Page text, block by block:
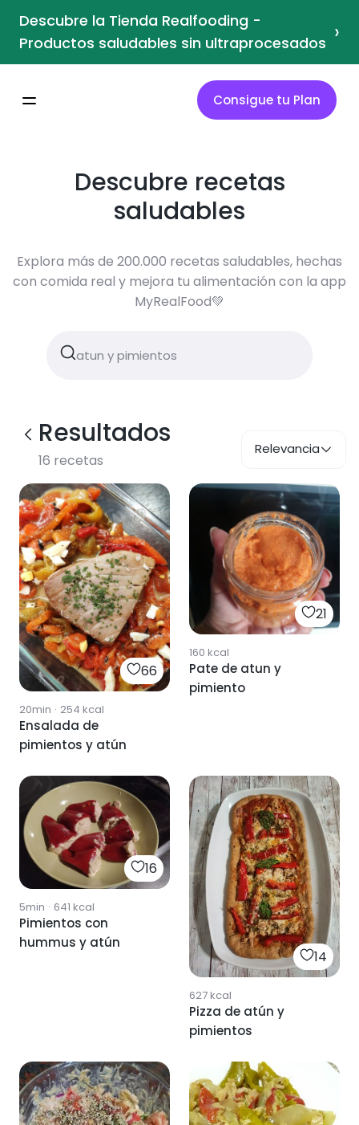
Descubre la Tienda Realfooding -
Productos saludables sin ultraprocesados ›
Consigue tu Plan
Descubre recetas
saludables
Explora más de 200.000 recetas saludables, hechas
con comida real y mejora tu alimentación con la app
MyRealFood💚
Resultados
16 recetas
Relevancia
66
20min · 254 kcal
Ensalada de
pimientos y atún
21
160 kcal
Pate de atun y
pimiento
16
5min · 641 kcal
Pimientos con
hummus y atún
14
627kcal
Pizza de atún y
pimientos